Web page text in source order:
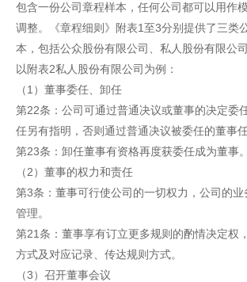
包含一份公司章程样本，任何公司都可以用作
调整。《章程细则》附表1至3分别提供了三类
本，包括公众股份有限公司、私人股份有限公
以附表2私人股份有限公司为例：
（1）董事委任、卸任
第22条：公司可通过普通决议或董事的决定委
任另有指明，否则通过普通决议被委任的董事任
第23条：卸任董事有资格再度获委任成为董事。
（2）董事的权力和责任
第3条：董事可行使公司的一切权力，公司的
管理。
第21条：董事享有订立更多规则的酌情决定权
方式及对应记录、传达规则方式。
（3）召开董事会议